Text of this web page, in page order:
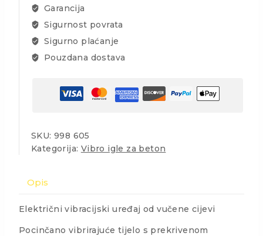
Garancija
Sigurnost povrata
Sigurno plaćanje
Pouzdana dostava
SKU: 998 605
Kategorija: Vibro igle za beton
Opis
Električni vibracijski uređaj od vučene cijevi
Pocinčano vibrirajuće tijelo s prekrivenom